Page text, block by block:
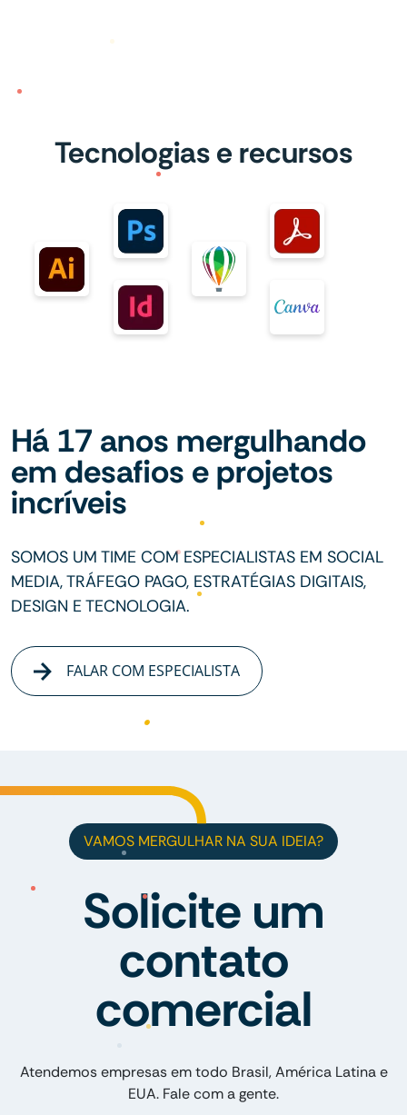
Tecnologias e recursos
Há 17 anos mergulhando
em desafios e projetos
incríveis
SOMOS UM TIME COM ESPECIALISTAS EM SOCIAL
MEDIA, TRÁFEGO PAGO, ESTRATÉGIAS DIGITAIS,
DESIGN E TECNOLOGIA.
FALAR COM ESPECIALISTA
VAMOS MERGULHAR NA SUA IDEIA?
Solicite um
contato
comercial
Atendemos empresas em todo Brasil, América Latina e
EUA. Fale com a gente.